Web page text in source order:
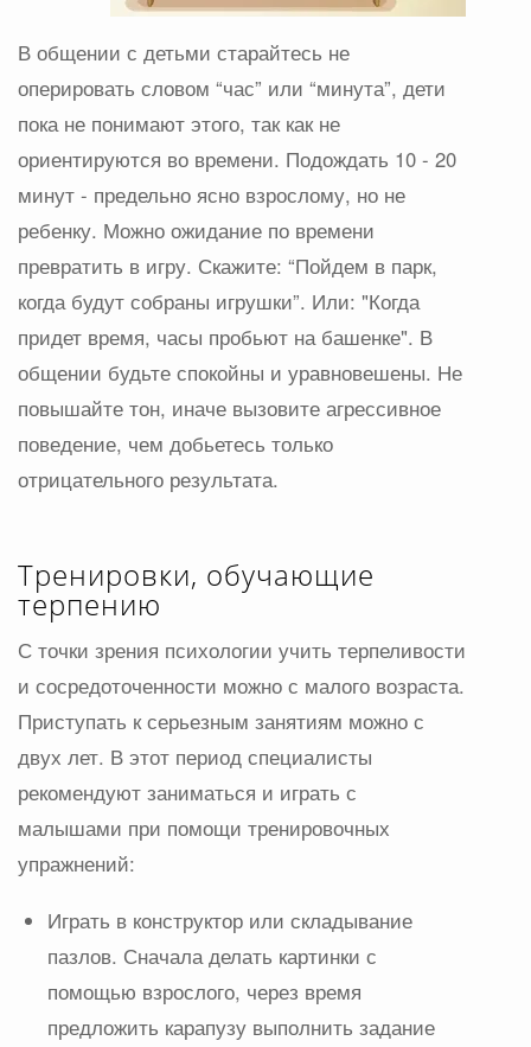
В общении с детьми старайтесь не
оперировать словом “час” или “минута”, дети
пока не понимают этого, так как не
ориентируются во времени. Подождать 10 - 20
минут - предельно ясно взрослому, но не
ребенку. Можно ожидание по времени
превратить в игру. Скажите: “Пойдем в парк,
когда будут собраны игрушки”. Или: "Когда
придет время, часы пробьют на башенке". В
общении будьте спокойны и уравновешены. Не
повышайте тон, иначе вызовите агрессивное
поведение, чем добьетесь только
отрицательного результата.
Тренировки, обучающие
терпению
С точки зрения психологии учить терпеливости
и сосредоточенности можно с малого возраста.
Приступать к серьезным занятиям можно с
двух лет. В этот период специалисты
рекомендуют заниматься и играть с
малышами при помощи тренировочных
упражнений:
Играть в конструктор или складывание
пазлов. Сначала делать картинки с
помощью взрослого, через время
предложить карапузу выполнить задание